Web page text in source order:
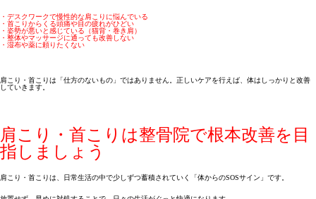
・デスクワークで慢性的な肩こりに悩んでいる
・首こりからくる頭痛や目の疲れがひどい
・姿勢が悪いと感じている（猫背・巻き肩）
・整体やマッサージに通っても改善しない
・湿布や薬に頼りたくない
肩こり・首こりは「仕方のないもの」ではありません。正しいケアを行えば、体はしっかりと改善
していきます。
肩こり・首こりは整骨院で根本改善を目
指しましょう
肩こり・首こりは、日常生活の中で少しずつ蓄積されていく「体からのSOSサイン」です。